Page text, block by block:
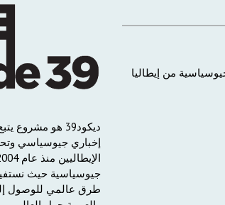
ديكود39 هو مشروع
إخباري جيوسياسي
الإيطاليين منذ عام 2004.
جيوسياسية حيث
طرق عالمي للوصول
من إيطاليا